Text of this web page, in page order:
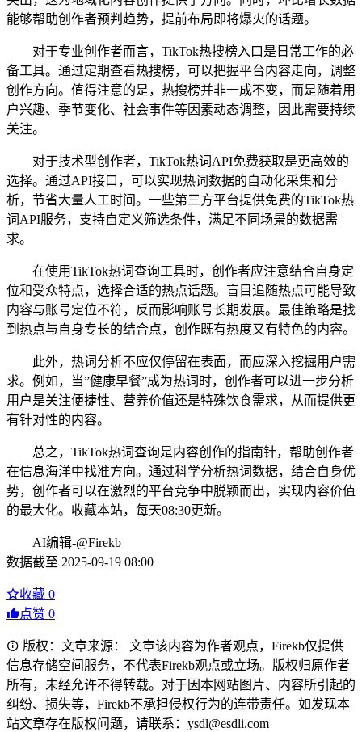
能够帮助创作者预判趋势，提前布局即将爆火的话题。
对于专业创作者而言，TikTok热搜榜入口是日常工作的必
备工具。通过定期查看热搜榜，可以把握平台内容走向，调整
创作方向。值得注意的是，热搜榜并非一成不变，而是随着用
户兴趣、季节变化、社会事件等因素动态调整，因此需要持续
关注。
对于技术型创作者，TikTok热词API免费获取是更高效的
选择。通过API接口，可以实现热词数据的自动化采集和分
析，节省大量人工时间。一些第三方平台提供免费的TikTok热
词API服务，支持自定义筛选条件，满足不同场景的数据需
求。
在使用TikTok热词查询工具时，创作者应注意结合自身定
位和受众特点，选择合适的热点话题。盲目追随热点可能导致
内容与账号定位不符，反而影响账号长期发展。最佳策略是找
到热点与自身专长的结合点，创作既有热度又有特色的内容。
此外，热词分析不应仅停留在表面，而应深入挖掘用户需
求。例如，当”健康早餐”成为热词时，创作者可以进一步分析
用户是关注便捷性、营养价值还是特殊饮食需求，从而提供更
有针对性的内容。
总之，TikTok热词查询是内容创作的指南针，帮助创作者
在信息海洋中找准方向。通过科学分析热词数据，结合自身优
势，创作者可以在激烈的平台竞争中脱颖而出，实现内容价值
的最大化。收藏本站，每天08:30更新。
AI编辑-@Firekb
数据截至 2025-09-19 08:00
收藏 0
点赞 0
版权：文章来源： 文章该内容为作者观点，Firekb仅提供
信息存储空间服务，不代表Firekb观点或立场。版权归原作者
所有，未经允许不得转载。对于因本网站图片、内容所引起的
纠纷、损失等，Firekb不承担侵权行为的连带责任。如发现本
站文章存在版权问题，请联系：ysdl@esdli.com